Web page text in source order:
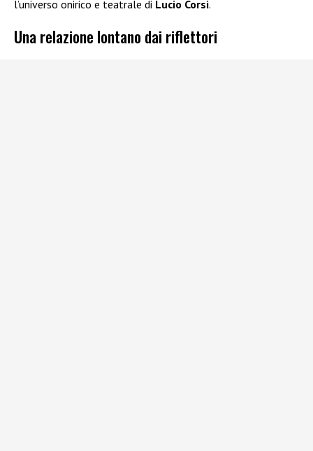
l’universo onirico e teatrale di Lucio Corsi.
Una relazione lontano dai riflettori